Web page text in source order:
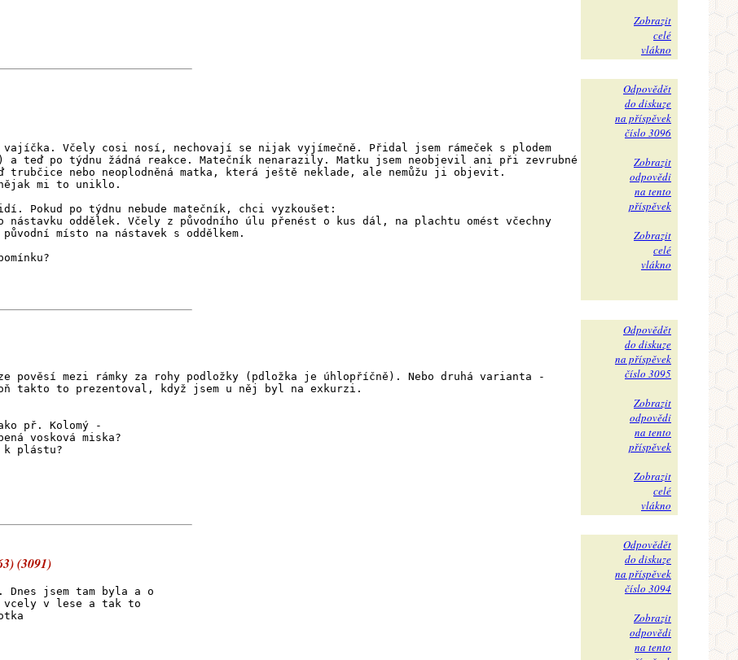
Zobrazit
celé
vlákno
vajíčka. Včely cosi nosí, nechovají se nijak vyjímečně. Přidal jsem rámeček s plodem
teď po týdnu žádná reakce. Matečník nenarazily. Matku jsem neobjevil ani při zevrubné
trubčice nebo neoplodněná matka, která ještě neklade, ale nemůžu ji objevit.
mi to uniklo.
Pokud po týdnu nebude matečník, chci vyzkoušet:
oddělek. Včely z původního úlu přenést o kus dál, na plachtu omést včechny
místo na nástavek s oddělkem.
Odpovědět
do diskuze
na příspěvek
číslo 3096
Zobrazit
odpovědi
na tento
příspěvek
Zobrazit
celé
vlákno
pověsí mezi rámky za rohy podložky (pdložka je úhlopříčně). Nebo druhá varianta -
takto to prezentoval, když jsem u něj byl na exkurzi.
př. Kolomý -
vosková miska?
k plástu?
Odpovědět
do diskuze
na příspěvek
číslo 3095
Zobrazit
odpovědi
na tento
příspěvek
Zobrazit
celé
vlákno
(3091)
Dnes jsem tam byla a o
vcely v lese a tak to
Odpovědět
do diskuze
na příspěvek
číslo 3094
Zobrazit
odpovědi
na tento